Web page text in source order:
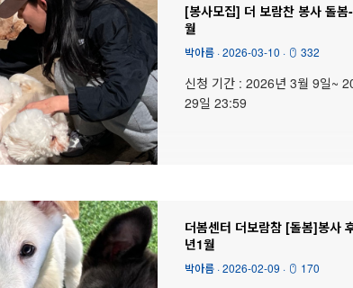
[봉사모집] 더 보람찬 봉사 돌
월
박아름 ·2026-03-10 · 332
신청 기간 : 2026년 3월 9일~
29일 23:59
더봄센터 더보람참 [돌봄]봉사
년1월
박아름 ·2026-02-09 · 170